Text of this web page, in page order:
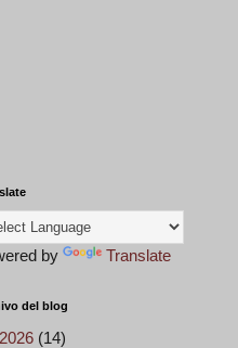
by Translate
del blog
2026 (14)